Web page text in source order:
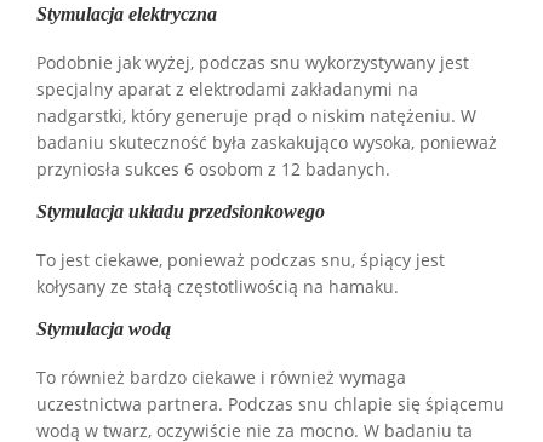
Stymulacja elektryczna
Podobnie jak wyżej, podczas snu wykorzystywany jest
specjalny aparat z elektrodami zakładanymi na
nadgarstki, który generuje prąd o niskim natężeniu. W
badaniu skuteczność była zaskakująco wysoka, ponieważ
przyniosła sukces 6 osobom z 12 badanych.
Stymulacja układu przedsionkowego
To jest ciekawe, ponieważ podczas snu, śpiący jest
kołysany ze stałą częstotliwością na hamaku.
Stymulacja wodą
To również bardzo ciekawe i również wymaga
uczestnictwa partnera. Podczas snu chlapie się śpiącemu
wodą w twarz, oczywiście nie za mocno. W badaniu ta